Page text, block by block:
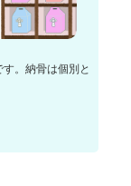
。納骨は個別と